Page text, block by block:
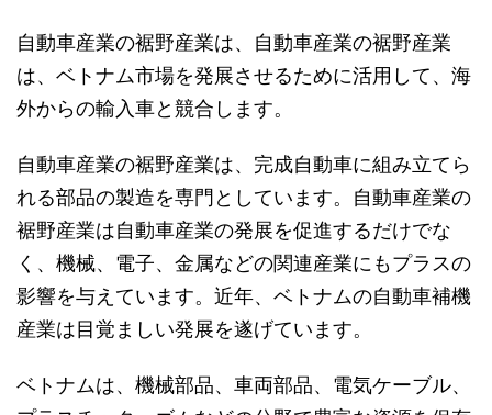
自動車産業の裾野産業は、自動車産業の裾野産業
は、ベトナム市場を発展させるために活用して、海
外からの輸入車と競合します。
自動車産業の裾野産業は、完成自動車に組み立てら
れる部品の製造を専門としています。自動車産業の
裾野産業は自動車産業の発展を促進するだけでな
く、機械、電子、金属などの関連産業にもプラスの
影響を与えています。 近年、ベトナムの自動車補機
産業は目覚ましい発展を遂げています。
ベトナムは、機械部品、車両部品、電気ケーブル、